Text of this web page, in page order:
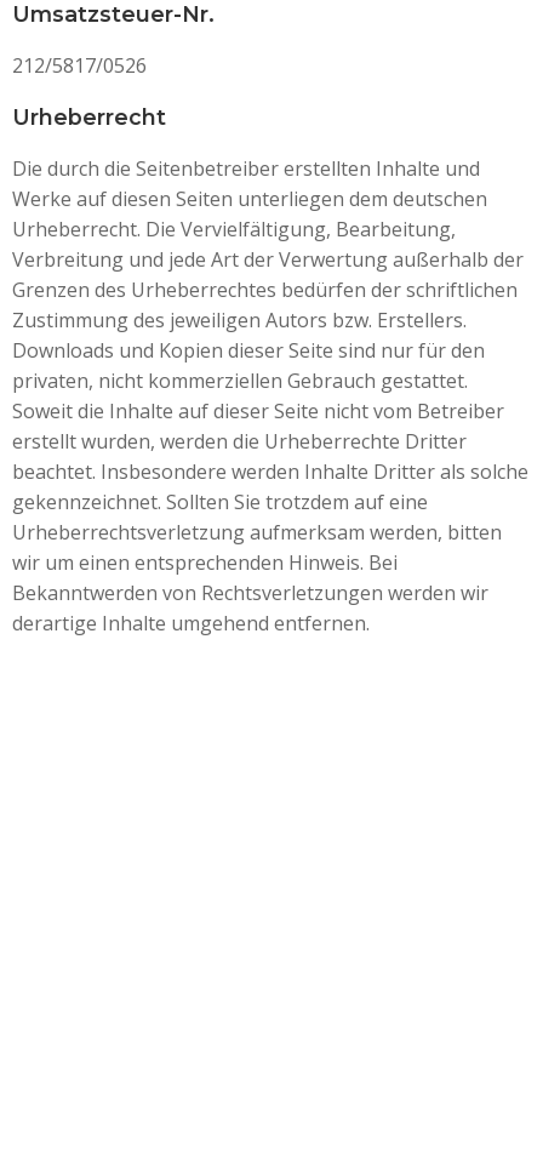
Umsatzsteuer-Nr.
212/5817/0526
Urheberrecht
Die durch die Seitenbetreiber erstellten Inhalte und
Werke auf diesen Seiten unterliegen dem deutschen
Urheberrecht. Die Vervielfältigung, Bearbeitung,
Verbreitung und jede Art der Verwertung außerhalb der
Grenzen des Urheberrechtes bedürfen der schriftlichen
Zustimmung des jeweiligen Autors bzw. Erstellers.
Downloads und Kopien dieser Seite sind nur für den
privaten, nicht kommerziellen Gebrauch gestattet.
Soweit die Inhalte auf dieser Seite nicht vom Betreiber
erstellt wurden, werden die Urheberrechte Dritter
beachtet. Insbesondere werden Inhalte Dritter als solche
gekennzeichnet. Sollten Sie trotzdem auf eine
Urheberrechtsverletzung aufmerksam werden, bitten
wir um einen entsprechenden Hinweis. Bei
Bekanntwerden von Rechtsverletzungen werden wir
derartige Inhalte umgehend entfernen.